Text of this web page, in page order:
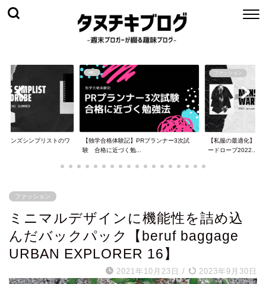
ンズシンプリストのワ
etc.
【独学合格体験記】PRプランナー3次試
験 合格に近づく勉...
ファッション
【私服の最適化】メン
ードローブ2022...
ファッション
ミニマルデザインに機能性を詰め込
んだバックパック【beruf baggage
URBAN EXPLORER 16】
2021年10月23日 / 2023年9月30日